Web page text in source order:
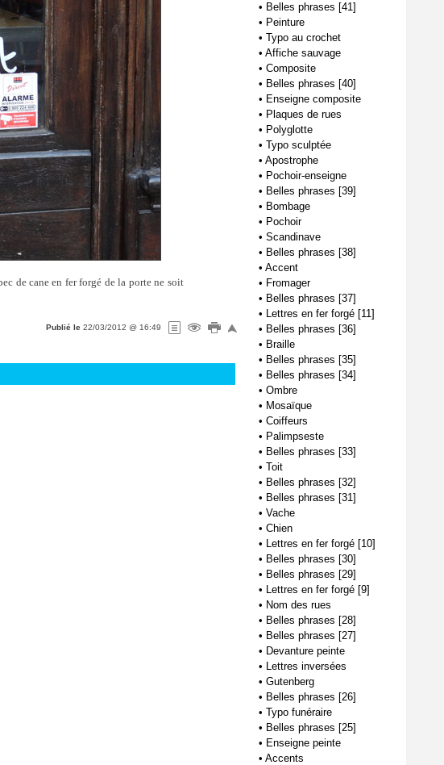
de cane en fer forgé de la porte ne soit
Publié le 22/03/2012 @ 16:49
• Belles phrases [41]
• Peinture
• Typo au crochet
• Affiche sauvage
• Composite
• Belles phrases [40]
• Enseigne composite
• Plaques de rues
• Polyglotte
• Typo sculptée
• Apostrophe
• Pochoir-enseigne
• Belles phrases [39]
• Bombage
• Pochoir
• Scandinave
• Belles phrases [38]
• Accent
• Fromager
• Belles phrases [37]
• Lettres en fer forgé [11]
• Belles phrases [36]
• Braille
• Belles phrases [35]
• Belles phrases [34]
• Ombre
• Mosaïque
• Coiffeurs
• Palimpseste
• Belles phrases [33]
• Toit
• Belles phrases [32]
• Belles phrases [31]
• Vache
• Chien
• Lettres en fer forgé [10]
• Belles phrases [30]
• Belles phrases [29]
• Lettres en fer forgé [9]
• Nom des rues
• Belles phrases [28]
• Belles phrases [27]
• Devanture peinte
• Lettres inversées
• Gutenberg
• Belles phrases [26]
• Typo funéraire
• Belles phrases [25]
• Enseigne peinte
• Accents